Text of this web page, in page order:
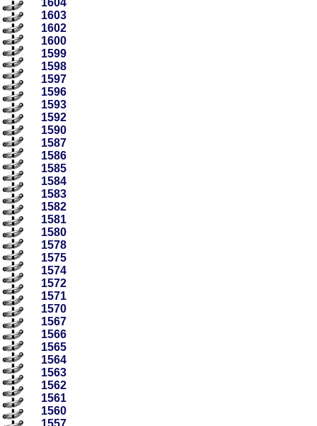
1604
1603
1602
1600
1599
1598
1597
1596
1593
1592
1590
1587
1586
1585
1584
1583
1582
1581
1580
1578
1575
1574
1572
1571
1570
1567
1566
1565
1564
1563
1562
1561
1560